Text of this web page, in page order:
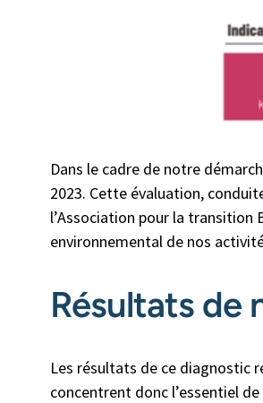
Dans le cadre de notre
2023. Cette évaluation,
l’Association pour la transition
environnemental de nos
Résultats de
Les résultats de ce diagnostic
concentrent donc l’essentiel